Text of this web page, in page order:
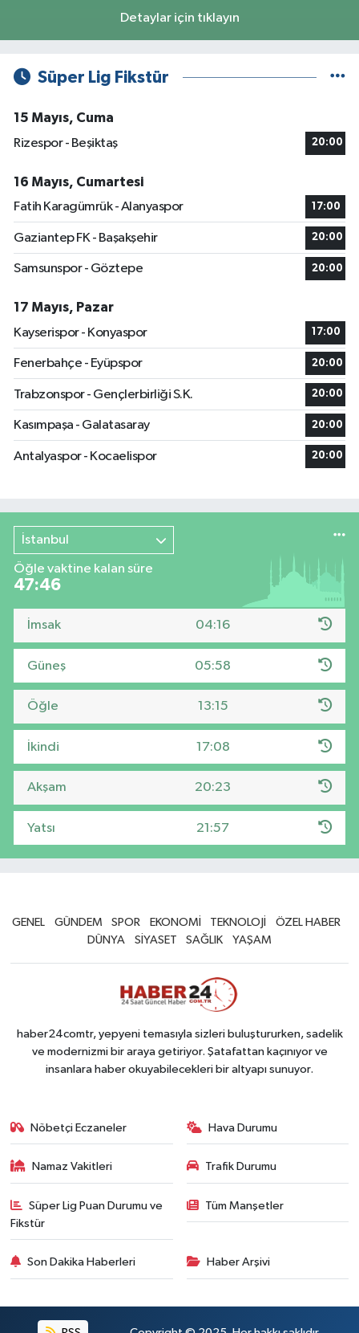
Detaylar için tıklayın
Süper Lig Fikstür
15 Mayıs, Cuma
Rizespor - Beşiktaş
20:00
16 Mayıs, Cumartesi
Fatih Karagümrük - Alanyaspor
17:00
Gaziantep FK - Başakşehir 20:00
Samsunspor - Göztepe 20:00
17 Mayıs, Pazar
Kayserispor - Konyaspor
17:00
Fenerbahçe - Eyüpspor 20:00
Trabzonspor - Gençlerbirliği S.K. 20:00
Kasımpaşa - Galatasaray 20:00
Antalyaspor - Kocaelispor 20:00
İstanbul
Öğle vaktine kalan süre
47:46
İmsak 04:16
Güneş 05:58
Öğle 13:15
İkindi 17:08
Akşam 20:23
Yatsı 21:57
GENEL GÜNDEM SPOR EKONOMİ TEKNOLOJİ
ÖZEL HABER
DÜNYA
SİYASET SAĞLIK YAŞAM
haber24comtr, yepyeni temasıyla sizleri buluştururken, sadelik
ve modernizmi bir araya getiriyor. Şatafattan kaçınıyor ve
insanlara haber okuyabilecekleri bir altyapı sunuyor.
Nöbetçi Eczaneler Hava Durumu
Namaz Vakitleri Trafik Durumu
Süper Lig Puan Durumu ve
Fikstür
Tüm Manşetler
Son Dakika Haberleri Haber Arşivi